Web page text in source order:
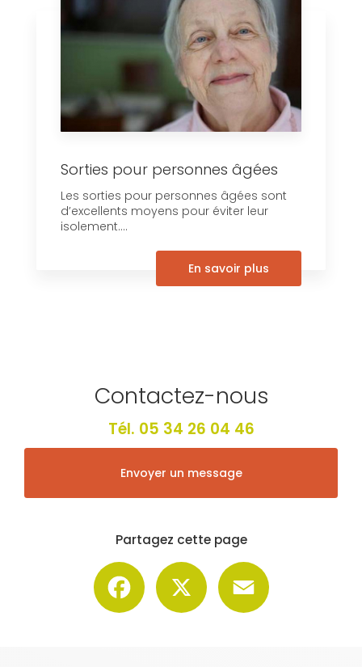
Sorties pour personnes âgées
Les sorties pour personnes âgées sont
d’excellents moyens pour éviter leur
isolement....
En savoir plus
Contactez-nous
Tél. 05 34 26 04 46
Envoyer un message
Partagez cette page
Facebook